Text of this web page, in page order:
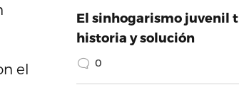
el
El sinhogarismo juvenil
historia y solución
0